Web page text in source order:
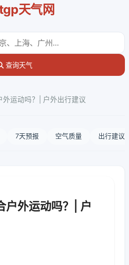
天气网
查询天气
外运动吗？| 户外出行建议
7天预报 空气质量 出行建议
户外运动吗？| 户